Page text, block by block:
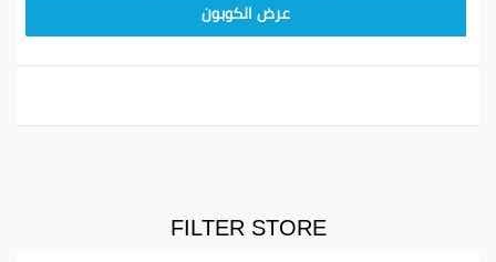
عرض الكوبون
FILTER STORE